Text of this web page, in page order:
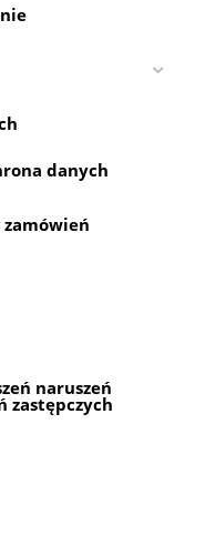
danych
naruszeń
zastępczych